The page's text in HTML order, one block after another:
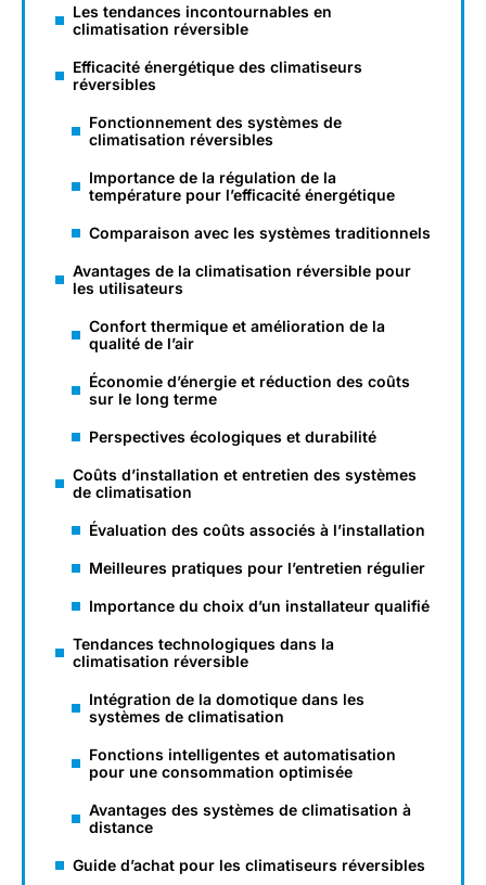
Les tendances incontournables en
climatisation réversible
Efficacité énergétique des climatiseurs
réversibles
Fonctionnement des systèmes de
climatisation réversibles
Importance de la régulation de la
température pour l’efficacité énergétique
Comparaison avec les systèmes traditionnels
Avantages de la climatisation réversible pour
les utilisateurs
Confort thermique et amélioration de la
qualité de l’air
Économie d’énergie et réduction des coûts
sur le long terme
Perspectives écologiques et durabilité
Coûts d’installation et entretien des systèmes
de climatisation
Évaluation des coûts associés à l’installation
Meilleures pratiques pour l’entretien régulier
Importance du choix d’un installateur qualifié
Tendances technologiques dans la
climatisation réversible
Intégration de la domotique dans les
systèmes de climatisation
Fonctions intelligentes et automatisation
pour une consommation optimisée
Avantages des systèmes de climatisation à
distance
Guide d’achat pour les climatiseurs réversibles